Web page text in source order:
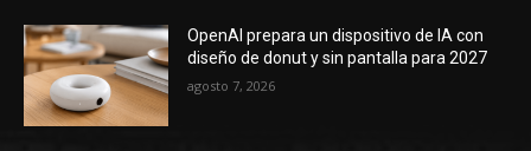
OpenAI prepara un dispositivo de IA con
diseño de donut y sin pantalla para 2027
agosto 7, 2026